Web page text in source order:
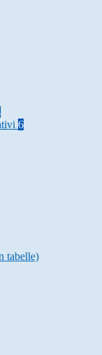
6
tabelle)